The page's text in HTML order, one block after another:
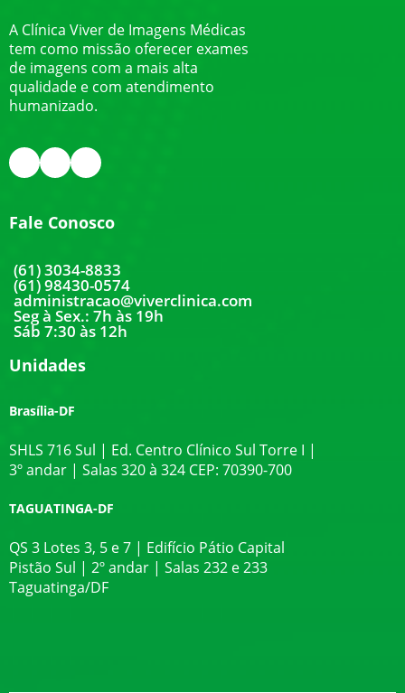
A Clínica Viver de Imagens Médicas
tem como missão oferecer exames
de imagens com a mais alta
qualidade e com atendimento
humanizado.
Fale Conosco
(61) 3034-8833
(61) 98430-0574
administracao@viverclinica.com
Seg à Sex.: 7h às 19h
Sáb 7:30 às 12h
Unidades
Brasília-DF
SHLS 716 Sul | Ed. Centro Clínico Sul Torre I |
3º andar | Salas 320 à 324 CEP: 70390-700
TAGUATINGA-DF
QS 3 Lotes 3, 5 e 7 | Edifício Pátio Capital
Pistão Sul | 2º andar | Salas 232 e 233
Taguatinga/DF